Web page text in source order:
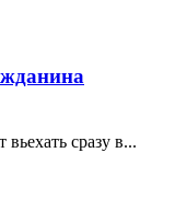
сразу в...